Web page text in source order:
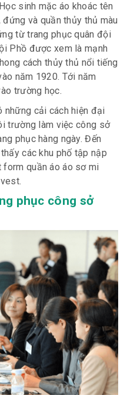
sinh mặc áo khoác tên
và quần thủy thủ màu
từ trang phục quân đội
Phồ được xem là mạnh
cách thủy thủ nổi tiếng
năm 1920. Tới năm
trường học.
những cải cách hiện đại
trường làm việc công sở
phục hàng ngày. Đến
các khu phố tập nập
form quần áo áo sơ mi
phục công sở